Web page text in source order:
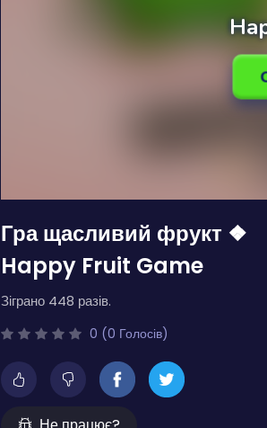
Гра щасливий фрукт ❖
Happy Fruit Game
Зіграно 448 разів.
0 (0 Голосів)